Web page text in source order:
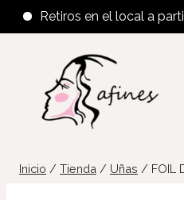
Retiros en el local a partir
contenido
Inicio / Tienda / Uñas / FOIL